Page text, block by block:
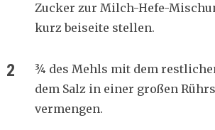
Zucker zur Milch-Hefe-
kurz beiseite stellen.
¾ des Mehls mit dem
dem Salz in einer großen
vermengen.